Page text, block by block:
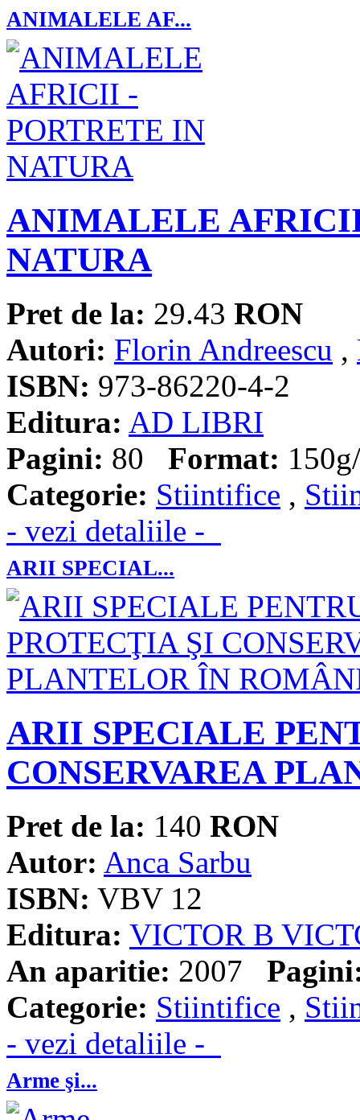
ANIMALELE AF...
ANIMALELE
NATURA
Pret de la: 29.43 RON
Autori: Florin Andreescu ,
ISBN: 973-86220-4-2
Editura: AD LIBRI
Pagini: 80 Format:
Categorie: Stiintifice ,
- vezi detaliile -
ARII SPECIAL...
ARII SPECIALE
CONSERVAREA
Pret de la: 140 RON
Autor: Anca Sarbu
ISBN: VBV 12
Editura: VICTOR B
An aparitie: 2007
Categorie: Stiintifice ,
- vezi detaliile -
Arme şi...